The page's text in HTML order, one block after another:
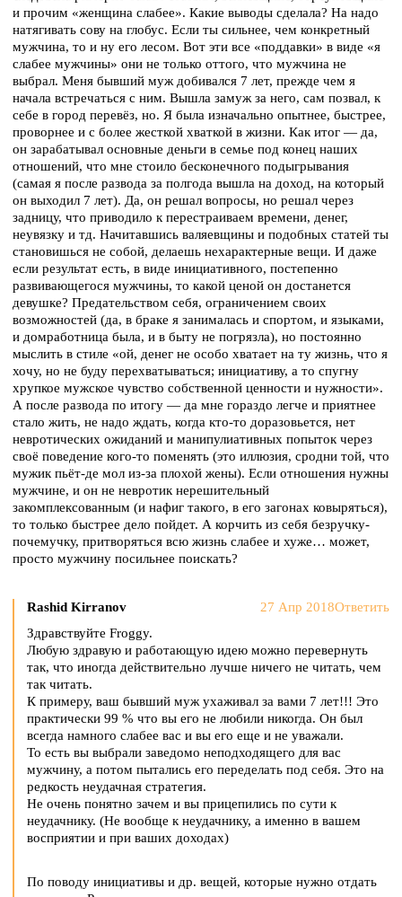
и прочим «женщина слабее». Какие выводы сделала? На надо
натягивать сову на глобус. Если ты сильнее, чем конкретный
мужчина, то и ну его лесом. Вот эти все «поддавки» в виде «я
слабее мужчины» они не только оттого, что мужчина не
выбрал. Меня бывший муж добивался 7 лет, прежде чем я
начала встречаться с ним. Вышла замуж за него, сам позвал, к
себе в город перевёз, но. Я была изначально опытнее, быстрее,
проворнее и с более жесткой хваткой в жизни. Как итог — да,
он зарабатывал основные деньги в семье под конец наших
отношений, что мне стоило бесконечного подыгрывания
(самая я после развода за полгода вышла на доход, на который
он выходил 7 лет). Да, он решал вопросы, но решал через
задницу, что приводило к перестраиваем времени, денег,
неувязку и тд. Начитавшись валяевщины и подобных статей ты
становишься не собой, делаешь нехарактерные вещи. И даже
если результат есть, в виде инициативного, постепенно
развивающегося мужчины, то какой ценой он достанется
девушке? Предательством себя, ограничением своих
возможностей (да, в браке я занималась и спортом, и языками,
и домработница была, и в быту не погрязла), но постоянно
мыслить в стиле «ой, денег не особо хватает на ту жизнь, что я
хочу, но не буду перехватываться; инициативу, а то спугну
хрупкое мужское чувство собственной ценности и нужности».
А после развода по итогу — да мне гораздо легче и приятнее
стало жить, не надо ждать, когда кто-то доразовьется, нет
невротических ожиданий и манипулиативных попыток через
своё поведение кого-то поменять (это иллюзия, сродни той, что
мужик пьёт-де мол из-за плохой жены). Если отношения нужны
мужчине, и он не невротик нерешительный
закомплексованным (и нафиг такого, в его загонах ковыряться),
то только быстрее дело пойдет. А корчить из себя безручку-
почемучку, притворяться всю жизнь слабее и хуже… может,
просто мужчину посильнее поискать?
Rashid Kirranov 27 Апр 2018Ответить
Здравствуйте Froggy.
Любую здравую и работающую идею можно перевернуть
так, что иногда действительно лучше ничего не читать, чем
так читать.
К примеру, ваш бывший муж ухаживал за вами 7 лет!!! Это
практически 99 % что вы его не любили никогда. Он был
всегда намного слабее вас и вы его еще и не уважали.
То есть вы выбрали заведомо неподходящего для вас
мужчину, а потом пытались его переделать под себя. Это на
редкость неудачная стратегия.
Не очень понятно зачем и вы прицепились по сути к
неудачнику. (Не вообще к неудачнику, а именно в вашем
восприятии и при ваших доходах)
По поводу инициативы и др. вещей, которые нужно отдать